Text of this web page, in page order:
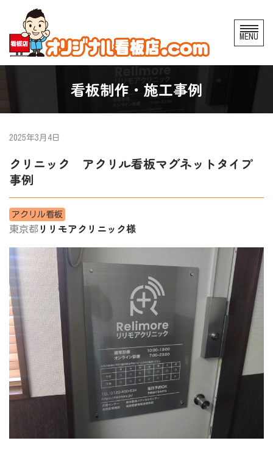
コ
ン
テ
へ
ス
ッ
プ
MENU
看板制作・施工事例
2025年3月4日
クリニック アクリル看板マグネットタイプ
事例
アクリル看板
東京都リリモアクリニック様